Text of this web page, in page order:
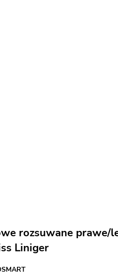
rozsuwane prawe/
Liniger